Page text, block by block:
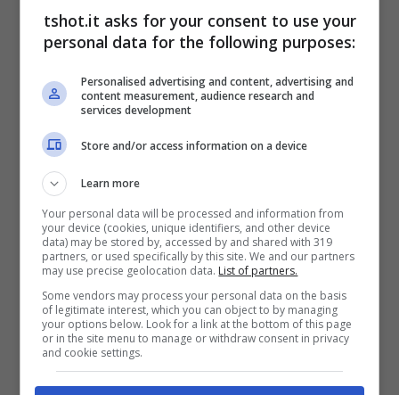
sono in atto.
La denuncia di Susie Wolff:
il retroscena e le parole di
Hamilton
Ma cosa era successo? Tutto è iniziato
quando nel dicembre 2023 la FIA avviò
un’indagine contro Susie e Toto Wolff,
accusati diconflitto di interessecome
membro della FOM e team principal del team
Mercedes. Indagine, tuttavia ritirata dolo solo
tshot.it asks for your consent to use your
personal data for the following purposes:
Personalised advertising and content, advertising and
content measurement, audience research and
services development
Store and/or access information on a device
Learn more
Your personal data will be processed and information from
your device (cookies, unique identifiers, and other device
data) may be stored by, accessed by and shared with 319
partners, or used specifically by this site. We and our partners
may use precise geolocation data. List of partners.
Some vendors may process your personal data on the basis
of legitimate interest, which you can object to by managing
your options below. Look for a link at the bottom of this page
or in the site menu to manage or withdraw consent in privacy
and cookie settings.